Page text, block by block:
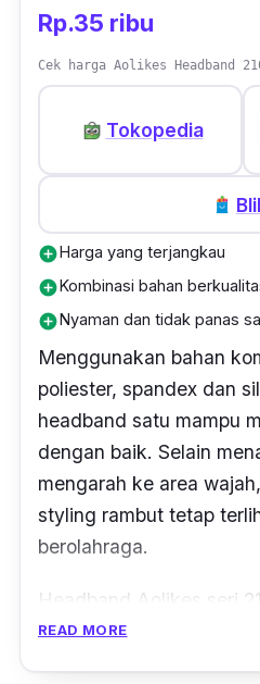
Rp.35 ribu
Cek harga Aolikes Headband
Tokopedia
add_circleHarga yang terjangkau
add_circleKombinasi bahan
add_circleNyaman dan tidak panas
Menggunakan bahan
poliester, spandex dan
headband satu mampu
dengan baik. Selain
mengarah ke area
styling rambut tetap
berolahraga.
Headband Aolikes seri
dengan harga yang
READ MORE